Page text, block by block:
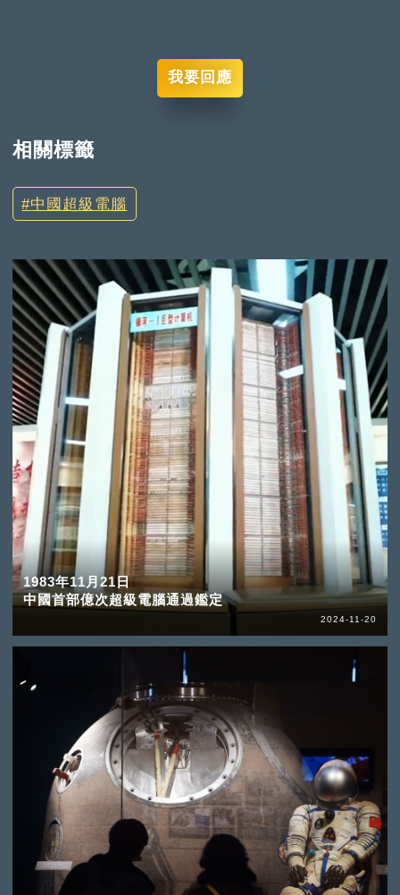
我要回應
相關標籤
中國超級電腦
1983年11月21日
中國首部億次超級電腦通過鑑定
2024-11-20